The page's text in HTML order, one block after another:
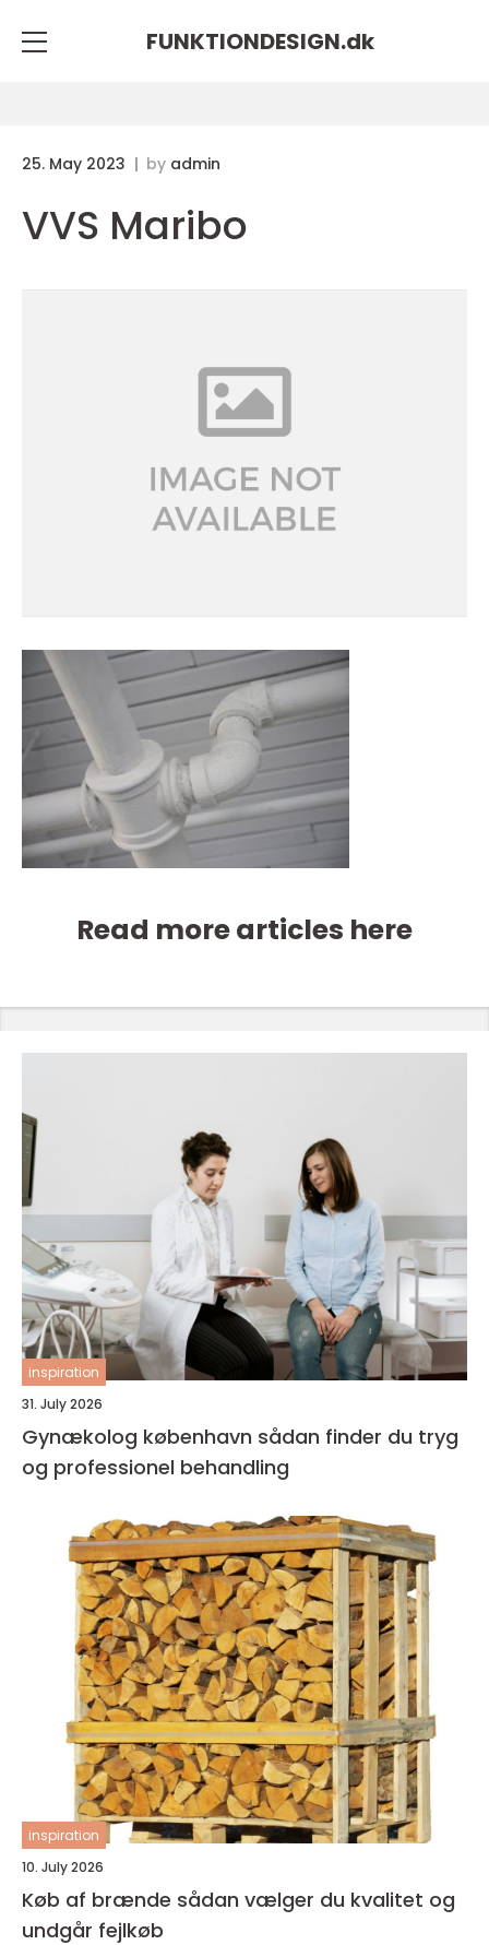
FUNKTIONDESIGN.dk
25. May 2023 by admin
VVS Maribo
Read more articles here
inspiration
31. July 2026
Gynækolog københavn sådan finder du tryg
og professionel behandling
inspiration
10. July 2026
Køb af brænde sådan vælger du kvalitet og
undgår fejlkøb